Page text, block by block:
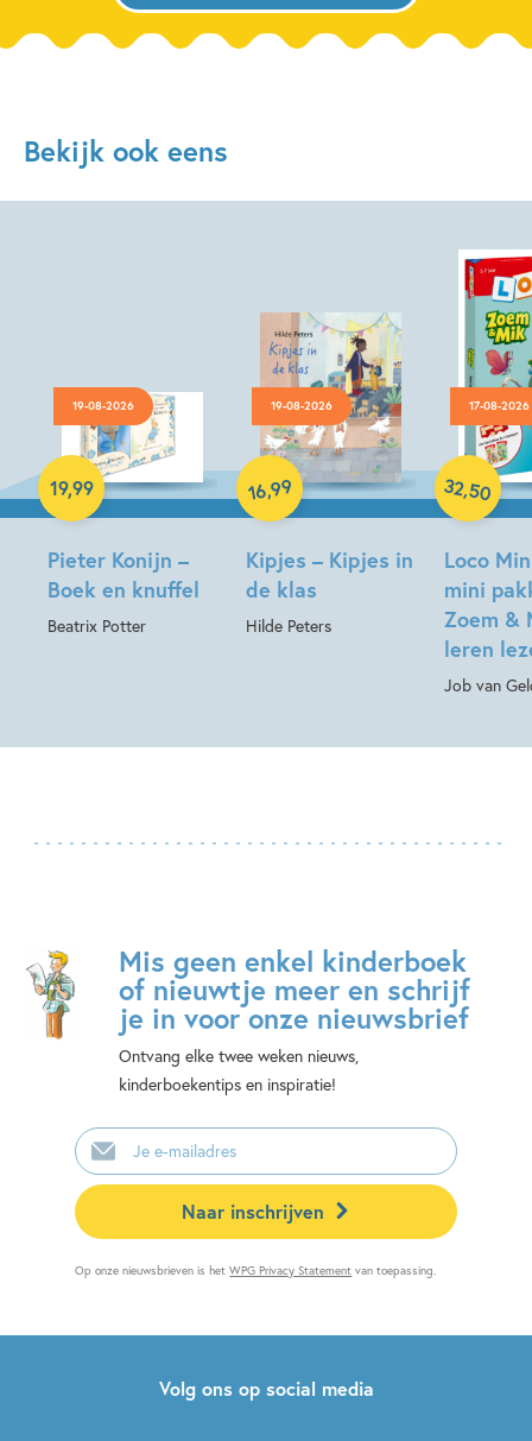
Bekijk ook eens
19-08-2026
Pieter Konijn –
Boek en knuffel
Beatrix Potter
19,99
Hardcover
19-08-2026
Kipjes – Kipjes in
de klas
Hilde Peters
16,99
Hardcover
17-08-2026
Loco
mini
Zoem &
leren
Job van
32,50
Paperback
Mis geen enkel kinderboek
of nieuwtje meer en schrijf
je in voor onze nieuwsbrief
Ontvang elke twee weken nieuws,
kinderboekentips en inspiratie!
E-
mailadres
Naar inschrijven
Op onze nieuwsbrieven is hetWPG Privacy Statement van toepassing.
Volg ons op social media